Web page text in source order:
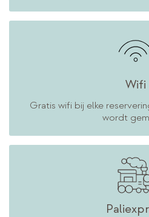
Wifi
Gratis wifi bij elke
wordt